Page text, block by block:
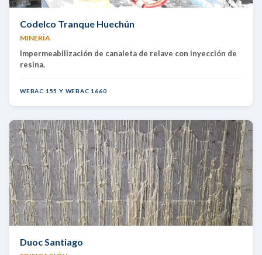
Codelco Tranque Huechún
MINERÍA
Impermeabilización de canaleta de relave con inyección de
resina.
WEBAC 155 Y WEBAC 1660
Duoc Santiago